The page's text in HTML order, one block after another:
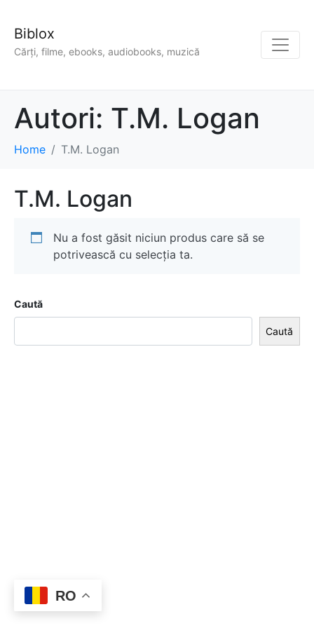
Biblox
Cărți, filme, ebooks, audiobooks, muzică
Autori: T.M. Logan
Home T.M. Logan
T.M. Logan
Nu a fost găsit niciun produs care să se
potrivească cu selecția ta.
Caută
Caută
RO